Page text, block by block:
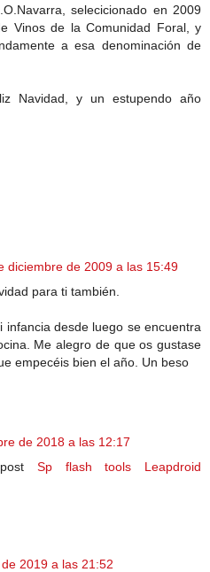
selecicionado en 2009
Vinos de la Comunidad Foral, y
a esa denominación de
Navidad, y un estupendo año
diciembre de 2009 a las 15:49
para ti también.
infancia desde luego se encuentra
Me alegro de que os gustase
empecéis bien el año. Un beso
de 2018 a las 12:17
Sp flash tools
Leapdroid
2019 a las 21:52